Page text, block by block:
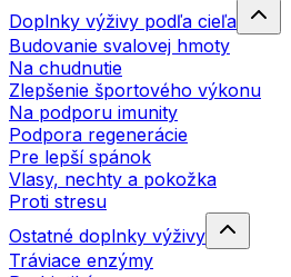
Doplnky výživy podľa cieľa
Budovanie svalovej hmoty
Na chudnutie
Zlepšenie športového výkonu
Na podporu imunity
Podpora regenerácie
Pre lepší spánok
Vlasy, nechty a pokožka
Proti stresu
Ostatné doplnky výživy
Tráviace enzýmy